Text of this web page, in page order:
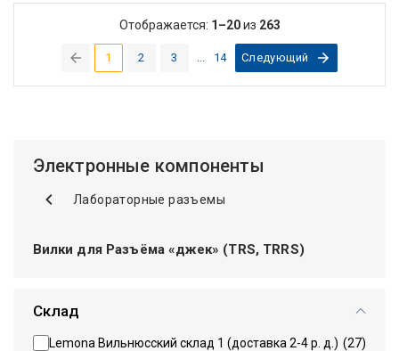
1(current)
2 3 14 Следующий
Отображается: 1–20из 263
Электронные компоненты
Лабораторные разъемы
Вилки для Разъёма «джек» (TRS, TRRS)
Склад
Lemona Вильнюсский склад 1 (доставка 2-4 р. д.) (27)